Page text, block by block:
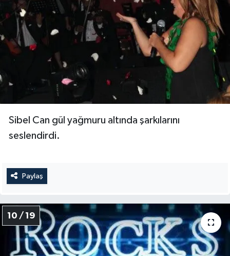
Sibel Can gül yağmuru altında şarkılarını
seslendirdi.
Paylaş
10 / 19